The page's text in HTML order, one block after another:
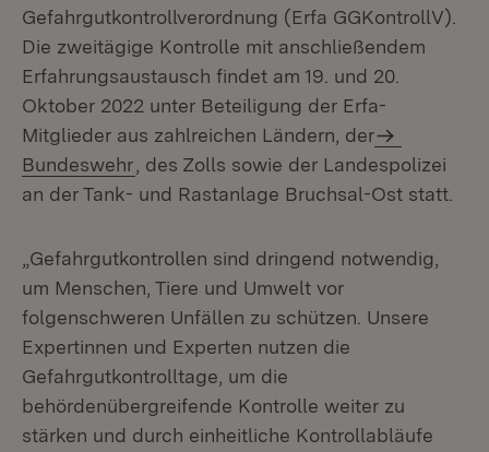
Gefahrgutkontrollverordnung (Erfa GGKontrollV).
Die zweitägige Kontrolle mit anschließendem
Erfahrungsaustausch findet am 19. und 20.
Oktober 2022 unter Beteiligung der Erfa-
Mitglieder aus zahlreichen Ländern, der
Bundeswehr , des Zolls sowie der Landespolizei
an der Tank- und Rastanlage Bruchsal-Ost statt.
„Gefahrgutkontrollen sind dringend notwendig,
um Menschen, Tiere und Umwelt vor
folgenschweren Unfällen zu schützen. Unsere
Expertinnen und Experten nutzen die
Gefahrgutkontrolltage, um die
behördenübergreifende Kontrolle weiter zu
stärken und durch einheitliche Kontrollabläufe